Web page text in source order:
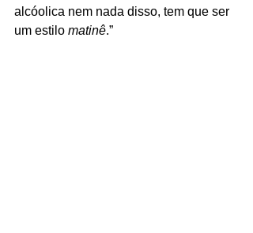
alcóolica nem nada disso, tem que ser
um estilo matinê.”